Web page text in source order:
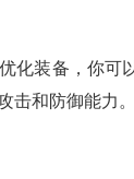
化装备，你可
击和防御能力。